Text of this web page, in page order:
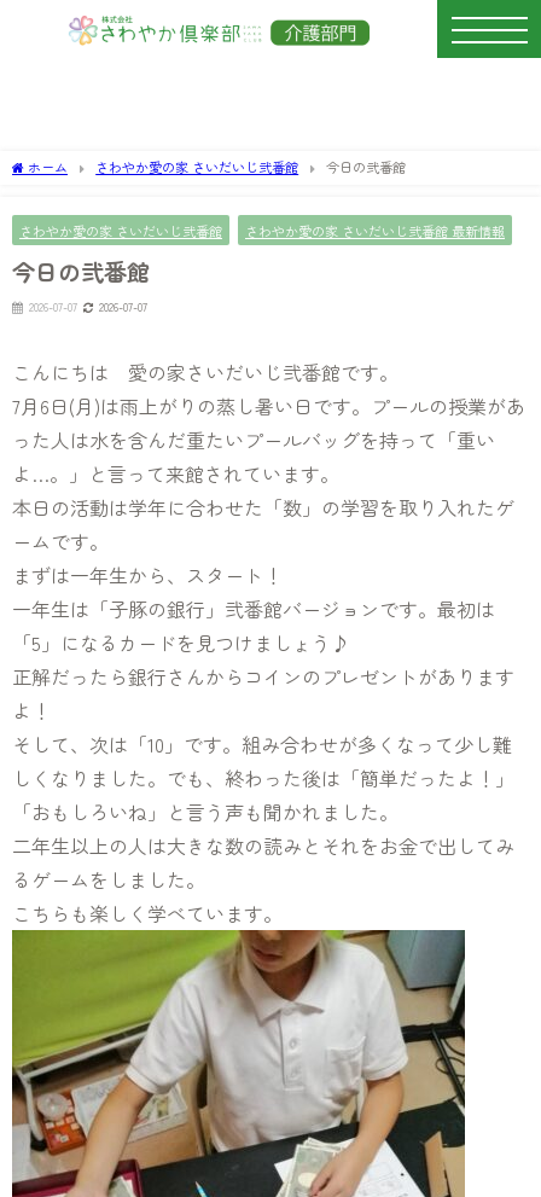
ホーム さわやか愛の家 さいだいじ弐番館 今日の弐番館
さわやか愛の家 さいだいじ弐番館 さわやか愛の家 さいだいじ弐番館 最新情報
今日の弐番館
2026-07-07 2026-07-07
こんにちは 愛の家さいだいじ弐番館です。
7月6日(月)は雨上がりの蒸し暑い日です。プールの授業があ
った人は水を含んだ重たいプールバッグを持って「重い
よ…。」と言って来館されています。
本日の活動は学年に合わせた「数」の学習を取り入れたゲ
ームです。
まずは一年生から、スタート！
一年生は「子豚の銀行」弐番館バージョンです。最初は
「5」になるカードを見つけましょう♪
正解だったら銀行さんからコインのプレゼントがあります
よ！
そして、次は「10」です。組み合わせが多くなって少し難
しくなりました。でも、終わった後は「簡単だったよ！」
「おもしろいね」と言う声も聞かれました。
二年生以上の人は大きな数の読みとそれをお金で出してみ
るゲームをしました。
こちらも楽しく学べています。